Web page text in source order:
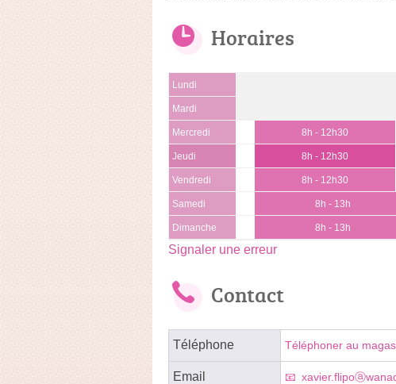
Horaires
Lundi
Mardi
Mercredi 8h - 12h30
Jeudi 8h - 12h30
Vendredi 8h - 12h30
Samedi 8h - 13h
Dimanche 8h - 13h
Signaler une erreur
Contact
Téléphone Téléphoner au
Email